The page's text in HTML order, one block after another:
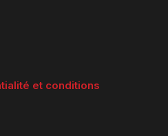
et conditions